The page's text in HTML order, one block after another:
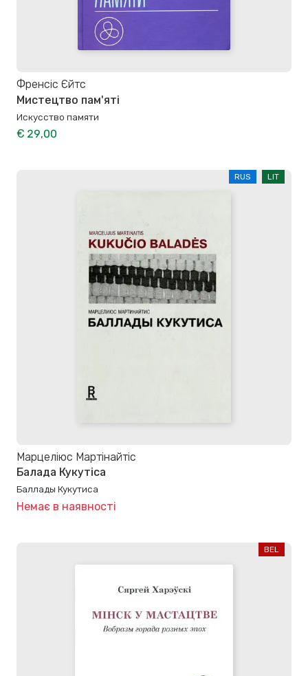
Френсіс Єйтс
Мистецтво пам'яті
Искусство памяти
€ 29,00
RUS LIT
Марцеліюс Мартінайтіс
Балада Кукутіса
Баллады Кукутиса
Немає в наявності
BEL